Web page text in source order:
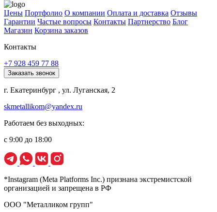
Цены Портфолио О компании Оплата и доставка Отзывы
Гарантии Частые вопросы Контакты Партнерство Блог
Магазин Корзина заказов
Контакты
+7 928 459 77 88
Заказать звонок
г. Екатеринбург , ул. Луганская, 2
skmetallikom@yandex.ru
Работаем без выходных:
с 9:00 до 18:00
*Instagram (Meta Platforms Inc.) признана экстремистской
организацией и запрещена в РФ
ООО "Металликом групп"